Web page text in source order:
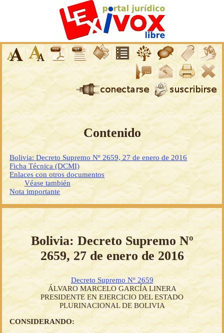
Contenido
Bolivia: Decreto Supremo Nº 2659, 27 de enero de 2016
Ficha Técnica (DCMI)
Enlaces con otros documentos
Véase también
Nota importante
Bolivia: Decreto Supremo Nº
2659, 27 de enero de 2016
Decreto Supremo Nº 2659
ÁLVARO MARCELO GARCÍA LINERA
PRESIDENTE EN EJERCICIO DEL ESTADO
PLURINACIONAL DE BOLIVIA
CONSIDERANDO: